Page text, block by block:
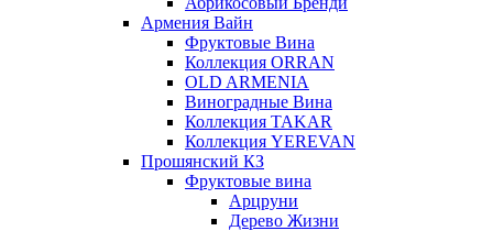
Армения Вайн
Фруктовые Вина
Коллекция ORRAN
OLD ARMENIA
Виноградные Вина
Коллекция TAKAR
Коллекция YEREVAN
Прошянский КЗ
Фруктовые вина
Арцруни
Дерево Жизни